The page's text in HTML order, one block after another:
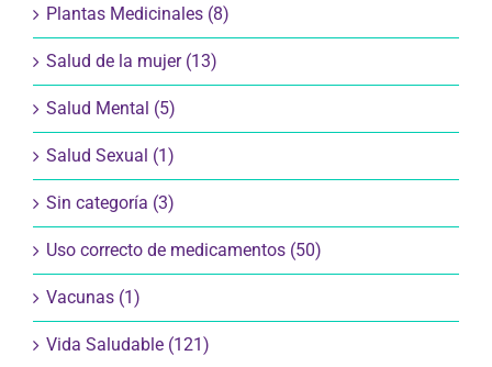
Plantas Medicinales (8)
Salud de la mujer (13)
Salud Mental (5)
Salud Sexual (1)
Sin categoría (3)
Uso correcto de medicamentos (50)
Vacunas (1)
Vida Saludable (121)